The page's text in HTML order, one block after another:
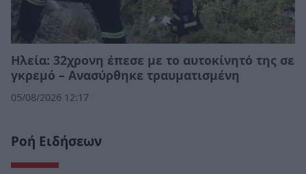
Ηλεία: 32χρονη έπεσε με το αυτοκίνητό της σε
γκρεμό – Ανασύρθηκε τραυματισμένη
05/08/2026 12:17
Ροή Ειδήσεων